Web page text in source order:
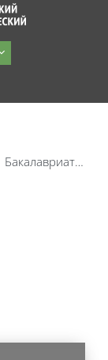
Бакалавриат_о-з_ЭиУ